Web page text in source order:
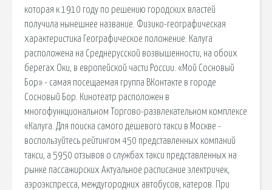
которая к 1910 году по решению городских властей
получила нынешнее название. Физико-географическая
характеристика Географическое положение. Калуга
расположена на Среднерусской возвышенности, на обоих
берегах Оки, в европейской части России. «Мой Сосновый
Бор» - самая посещаемая группа ВКонтакте в городе
Сосновый Бор. Кинотеатр расположен в
многофункциональном Торгово-развлекательном комплексе
«Калуга. Для поиска самого дешевого такси в Москве -
воспользуйтесь рейтингом 450 представленных компаний
такси, а 5950 отзывов о службах такси представленных на
рынке пассажирских Актуальное расписание электричек,
аэроэкспресса, междугородних автобусов, катеров. При